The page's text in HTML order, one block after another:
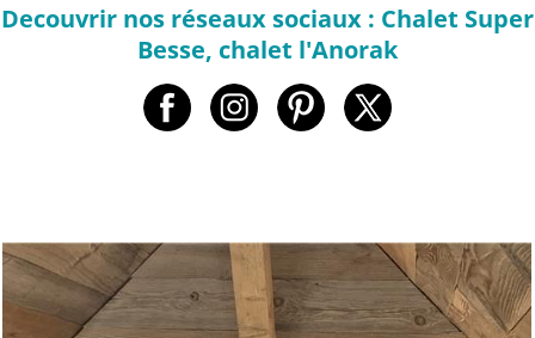
Decouvrir nos réseaux sociaux : Chalet Super
Besse, chalet l'Anorak